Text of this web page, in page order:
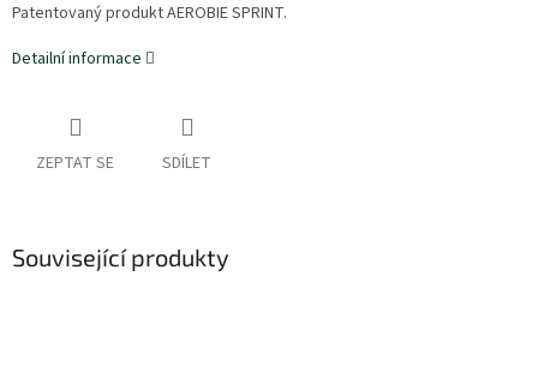
Patentovaný produkt AEROBIE SPRINT.
Detailní informace
ZEPTAT SE SDÍLET
Související produkty